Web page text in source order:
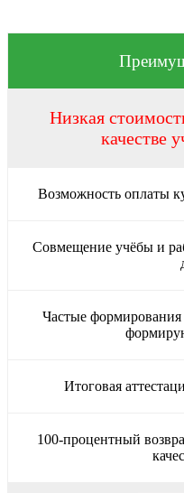
Низкая
качестве
Возможность оплаты
Совмещение учёбы и
Частые
Итоговая
100-процентный